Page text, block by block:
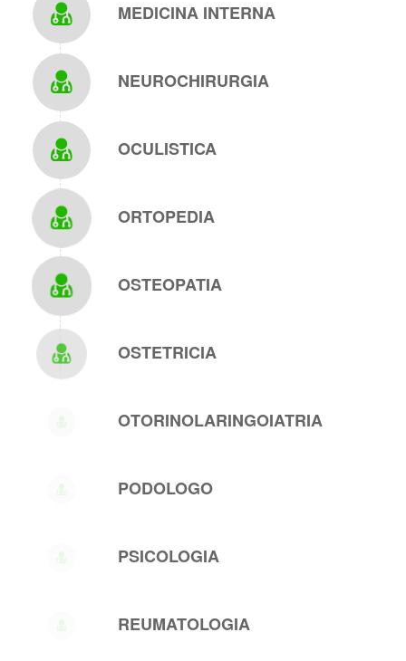
MEDICINA INTERNA
NEUROCHIRURGIA
OCULISTICA
ORTOPEDIA
OSTEOPATIA
OSTETRICIA
OTORINOLARINGOIATRIA
PODOLOGO
PSICOLOGIA
REUMATOLOGIA